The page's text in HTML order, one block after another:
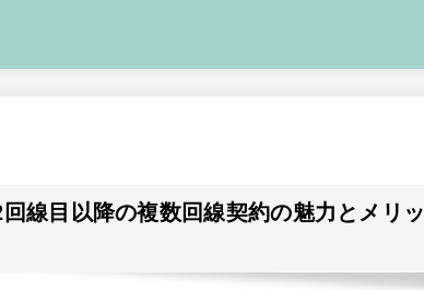
線目以降の複数回線契約の魅力とメリッ